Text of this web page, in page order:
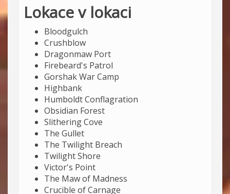
Lokace v lokaci
Bloodgulch
Crushblow
Dragonmaw Port
Firebeard's Patrol
Gorshak War Camp
Highbank
Humboldt Conflagration
Obsidian Forest
Slithering Cove
The Gullet
The Twilight Breach
Twilight Shore
Victor's Point
The Maw of Madness
Crucible of Carnage